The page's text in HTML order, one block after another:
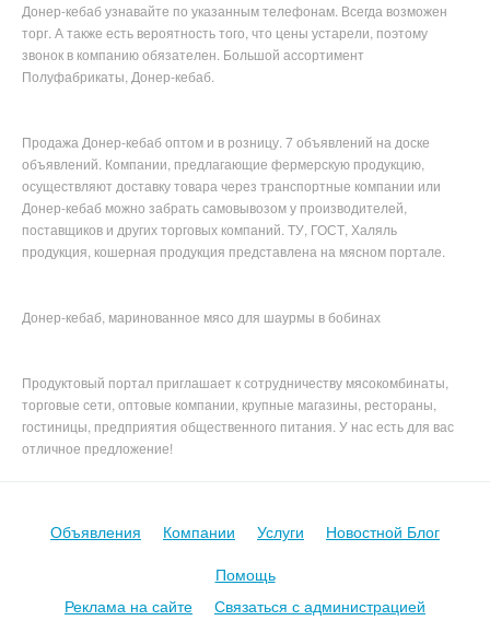
Донер-кебаб узнавайте по указанным телефонам. Всегда возможен
торг. А также есть вероятность того, что цены устарели, поэтому
звонок в компанию обязателен. Большой ассортимент
Полуфабрикаты, Донер-кебаб.
Продажа Донер-кебаб оптом и в розницу. 7 объявлений на доске
объявлений. Компании, предлагающие фермерскую продукцию,
осуществляют доставку товара через транспортные компании или
Донер-кебаб можно забрать самовывозом у производителей,
поставщиков и других торговых компаний. ТУ, ГОСТ, Халяль
продукция, кошерная продукция представлена на мясном портале.
Донер-кебаб, маринованное мясо для шаурмы в бобинах
Продуктовый портал приглашает к сотрудничеству мясокомбинаты,
торговые сети, оптовые компании, крупные магазины, рестораны,
гостиницы, предприятия общественного питания. У нас есть для вас
отличное предложение!
Объявления Компании Услуги
Новостной Блог
Помощь
Реклама на сайте
Связаться с администрацией